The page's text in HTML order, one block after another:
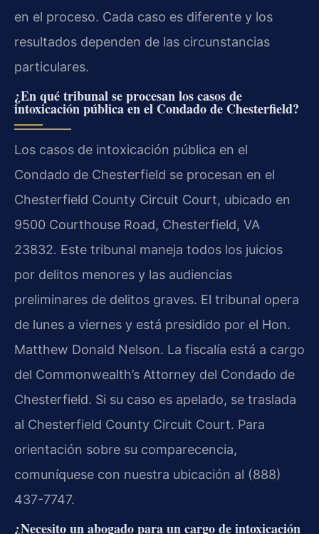
en el proceso. Cada caso es diferente y los
resultados dependen de las circunstancias
particulares.
¿En qué tribunal se procesan los casos de
intoxicación pública en el Condado de Chesterfield?
Los casos de intoxicación pública en el
Condado de Chesterfield se procesan en el
Chesterfield County Circuit Court, ubicado en
9500 Courthouse Road, Chesterfield, VA
23832. Este tribunal maneja todos los juicios
por delitos menores y las audiencias
preliminares de delitos graves. El tribunal opera
de lunes a viernes y está presidido por el Hon.
Matthew Donald Nelson. La fiscalía está a cargo
del Commonwealth’s Attorney del Condado de
Chesterfield. Si su caso es apelado, se traslada
al Chesterfield County Circuit Court. Para
orientación sobre su comparecencia,
comuníquese con nuestra ubicación al (888)
437-7747.
¿Necesito un abogado para un cargo de intoxicación